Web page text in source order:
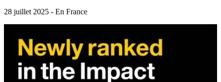
28 juillet 2025 - En France